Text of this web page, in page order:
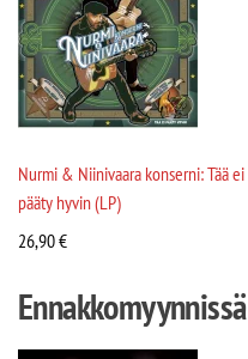
Nurmi & Niinivaara konserni: Tää ei
pääty hyvin (LP)
26,90€
Ennakkomyynnissä